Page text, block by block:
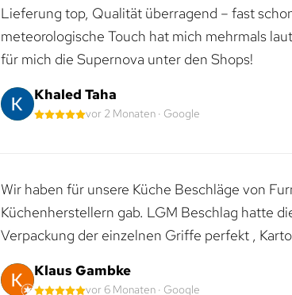
Lieferung top, Qualität überragend – fast
meteorologische Touch hat mich mehrmals
für mich die Supernova unter den Shops!
Khaled Taha
vor 2 Monaten · Google
Wir haben für unsere Küche Beschläge von
Küchenherstellern gab. LGM Beschlag hatte
Verpackung der einzelnen Griffe perfekt ,
Klaus Gambke
vor 6 Monaten · Google